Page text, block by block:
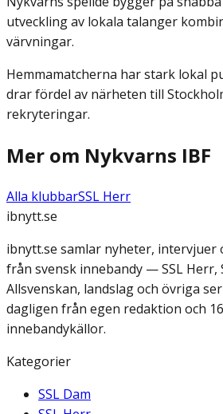
utveckling av lokala talanger
värvningar.
Hemmamatcherna har stark lokal
drar fördel av närheten till
rekryteringar.
Mer om Nykvarns IBF
Alla klubbarSSL Herr
ibnytt.se
ibnytt.se samlar nyheter,
från svensk innebandy — SSL Herr,
Allsvenskan, landslag och övriga
dagligen från egen redaktion och
innebandykällor.
Kategorier
SSL Dam